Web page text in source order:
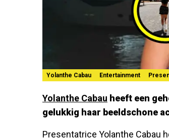
Yolanthe Cabau Entertainment
Yolanthe Cabau heeft een
gelukkig haar beeldschone
Presentatrice Yolanthe Cabau